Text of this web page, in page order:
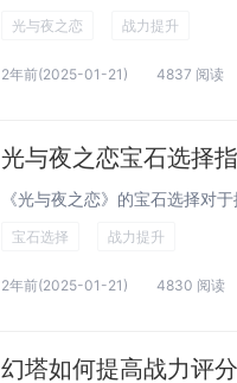
光与夜之恋 战力提升
2年前(2025-01-21) 4837 阅读
光与夜之恋宝石选择
宝石选择 战力提升
2年前(2025-01-21) 4830 阅读
幻塔如何提高战力评